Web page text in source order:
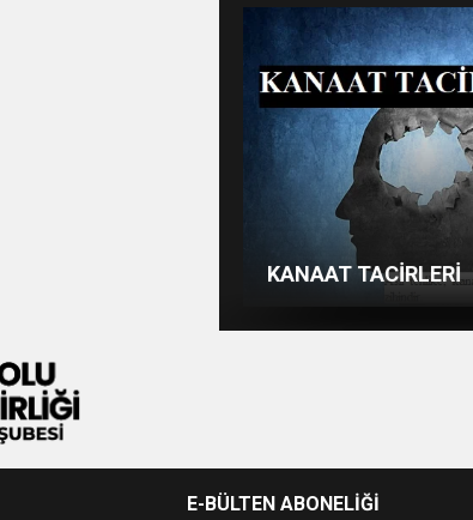
Halk Kime Güvenecek?
KANAAT TACİRLERİ
ŞAMPİYONLUK,
E-BÜLTEN ABONELİĞİ